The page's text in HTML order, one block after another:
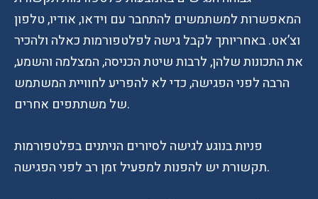
המאפשרות למשתמשים להתחבר עם וידאו, אודיו, טלפון
וצ’אט. באחריותך לקבל גישה לפלטפורמות כאלה ולהכיר
את התכונות שלהן, לרבות שיטת הכניסה, המצלמה והשמע,
הרבה לפני הפגישה, כדי לא להפריע לחוויית המשתמש
של משתתפים אחרים.
פניות בנוגע לגישה לסיורים הניתנים בפלטפורמות
תקשורת יש להפנות למפעיל זמן רב לפני הפגישה.